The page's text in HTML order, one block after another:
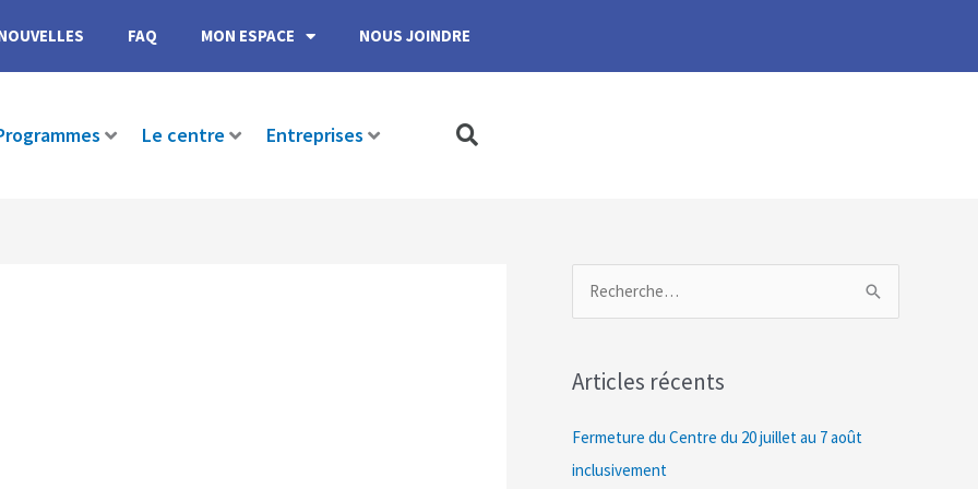
FAQ MON ESPACE NOUS JOINDRE
Le centre Entreprises
h
e
r
Articles récents
Fermeture du Centre du 20 juillet au 7 août
inclusivement